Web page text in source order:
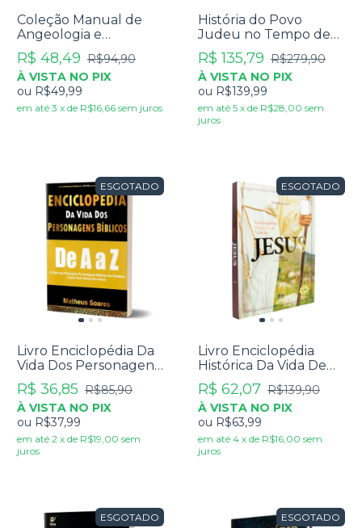
Coleção Manual de
Angeologia e
Demonologia
R$ 48,49 R$94,90
À VISTA NO PIX
ou R$49,99
em até 3 x de R$16,66 sem juros
História do Povo
Judeu no Tempo de
Jesus Cristo - Emil
Schürer - Coleção Vol.
3 e 4
R$ 135,79 R$279,90
À VISTA NO PIX
ou R$139,99
em até 5 x de R$28,00 sem
juros
ESGOTADO
Livro Enciclopédia Da
Vida Dos Personagens
Bíblicos De A A Z -
Matheus Soares
R$ 36,85 R$85,90
À VISTA NO PIX
ou R$37,99
em até 2 x de R$19,00 sem
juros
ESGOTADO
Livro Enciclopédia
Histórica Da Vida De
Jesus - Rodrigo Silva
R$ 62,07 R$139,90
À VISTA NO PIX
ou R$63,99
em até 4 x de R$16,00 sem
juros
ESGOTADO ESGOTADO